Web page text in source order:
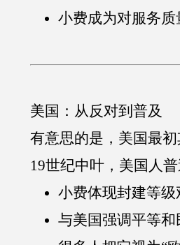
小费成为对服务
美国：从反对到普及
有意思的是，美国最
19世纪中叶，美国人普
小费体现封建等级
与美国强调平等